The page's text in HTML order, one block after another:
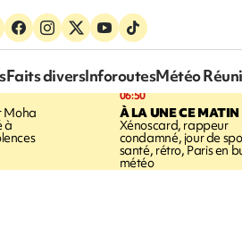
Faits diversInforoutesMétéo
Moha
à
06:50
À LA UNE CE MATIN
Xénoscard, rappeur
condamné, jour de
santé, rétro, Paris en
météo